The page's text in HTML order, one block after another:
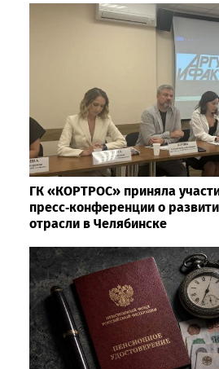
ГК «КОРТРОС» приняла
пресс‑конференции о
отрасли в Челябинске